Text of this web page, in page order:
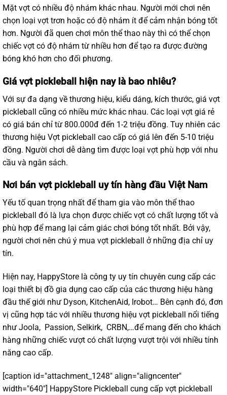
Mặt vợt có nhiều độ nhám khác nhau. Người mới chơi nên
chọn loại vợt trơn hoặc có độ nhám ít để cảm nhận bóng tốt
hơn. Người đã quen chơi môn thể thao này thì có thể chọn
chiếc vợt có độ nhám từ nhiều hơn để tạo ra được đường
bóng khó hơn cho đối phương.
Giá vợt pickleball hiện nay là bao nhiêu?
Với sự đa dạng về thương hiệu, kiểu dáng, kích thước, giá vợt
pickleball cũng có nhiều mức khác nhau. Các loại vợt giá rẻ
có giá bán chỉ từ 800.000đ đến 1-2 triệu đồng. Tuy nhiên các
thương hiệu Vợt pickleball cao cấp có giá lên đến 5-10 triệu
đồng. Người chơi dễ dàng tìm được loại vợt phù hợp với nhu
cầu và ngân sách.
Nơi bán vợt pickleball uy tín hàng đầu Việt Nam
Yếu tố quan trọng nhất để tham gia vào môn thể thao
pickleball đó là lựa chọn được chiếc vợt có chất lượng tốt và
phù hợp để mang lại cảm giác chơi bóng tốt nhất. Bởi vậy,
người chơi nên chú ý mua vợt pickleball ở những địa chỉ uy
tín.
Hiện nay, HappyStore là công ty uy tín chuyên cung cấp các
loại thiết bị đồ gia dụng cao cấp của các thương hiệu hàng
đầu thế giới như Dyson, KitchenAid, Irobot… Bên cạnh đó, đơn
vị cũng hợp tác với nhiều thương hiệu vợt pickleball nổi tiếng
như Joola, Passion, Selkirk, CRBN,…để mang đến cho khách
hàng những chiếc vượt có chất lượng vượt trội với nhiều tính
năng cao cấp.
[caption id="attachment_1248" align="aligncenter"
width="640"] HappyStore Pickleball cung cấp vợt pickleball